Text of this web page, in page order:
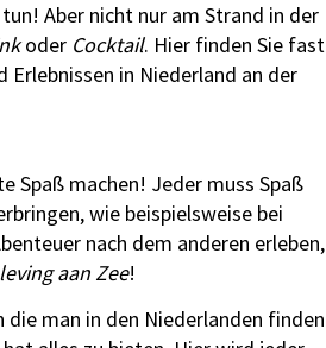
Aber nicht nur am Strand in der
oder Cocktail. Hier finden Sie fast
in Niederland an der
Spaß machen! Jeder muss Spaß
wie beispielsweise bei
nach dem anderen erleben,
aan Zee!
die man in den Niederlanden finden